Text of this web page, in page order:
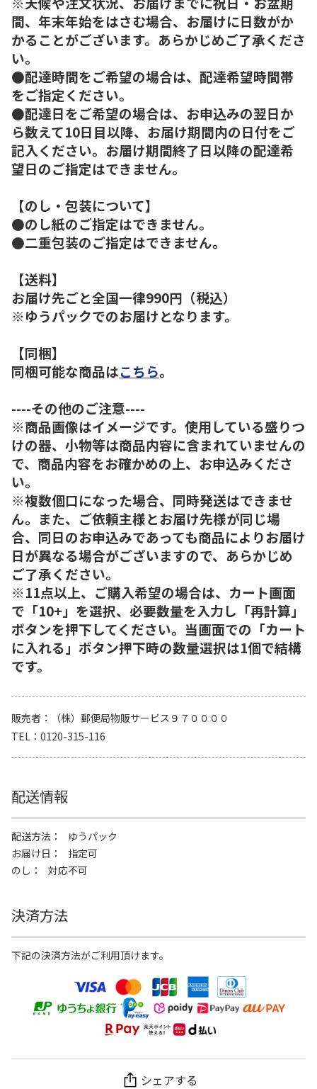
間、年末年始をはさむ場合、お届けに日数がか
かることがございます。あらかじめご了承くださ
い。
●配達時間をご希望の場合は、配達希望時間帯
をご指定ください。
●配達日をご希望の場合は、お申込みの翌日か
ら数えて10日目以降、お届け期間内の日付をご
記入ください。お届け期間終了日以降の配達希
望日のご指定はできません。
【のし・包装について】
●のし紙のご指定はできません。
●二重包装のご指定はできません。
【送料】
お届け先ごと全国一律990円（税込）
※ゆうパックでのお届けとなります。
【同梱】
同梱可能な商品はこちら。
----その他のご注意----
※商品画像はイメージです。使用している盛りつ
けの器、小物等は商品内容に含まれていませんの
で、商品内容をお確かめの上、お申込みくださ
い。
※複数個口になった場合、同時発送はできませ
ん。また、ご依頼主様とお届け先様が同じ場
合、同日のお申込みであっても商品によりお届け
日が異なる場合がございますので、あらかじめ
ご了承ください。
※11点以上、ご購入希望の場合は、カート画面
で「10+」を選択、必要数量を入力し「再計算」
ボタンを押下してください。当画面での「カート
に入れる」ボタン押下時の数量選択は1個で結構
です。
販売者
（株）郵便局物販サービス９７００００
TEL
0120-315-116
配送情報
配送方法
ゆうパック
お届け日
指定可
のし
対応不可
決済方法
下記の決済方法がご利用頂けます。
シェアする